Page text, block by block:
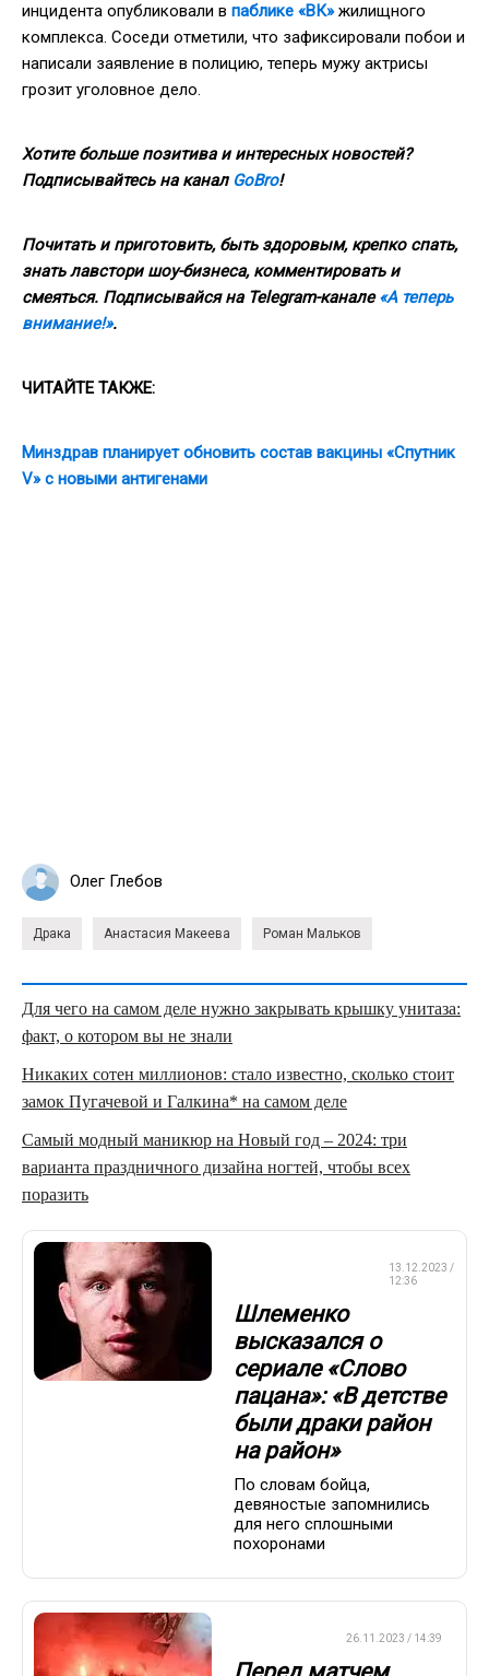
инцидента опубликовали в паблике «ВК»жилищного
комплекса. Соседи отметили, что зафиксировали побои и
написали заявление в полицию, теперь мужу актрисы
грозит уголовное дело.
Хотите больше позитива и интересных новостей?
Подписывайтесь на канал GoBro!
Почитать и приготовить, быть здоровым, крепко спать,
знать лавстори шоу-бизнеса, комментировать и
смеяться. Подписывайся на Telegram-канале«А теперь
внимание!».
ЧИТАЙТЕ ТАКЖЕ:
Минздрав планирует обновить состав вакцины «Спутник
V» с новыми антигенами
Олег Глебов
Драка Анастасия Макеева Роман Мальков
Для чего на самом деле нужно закрывать крышку унитаза:
факт, о котором вы не знали
Никаких сотен миллионов: стало известно, сколько стоит
замок Пугачевой и Галкина* на самом деле
Самый модный маникюр на Новый год – 2024: три
варианта праздничного дизайна ногтей, чтобы всех
поразить
13.12.2023 /
12:36
Шлеменко
высказался о
сериале «Слово
пацана»: «В детстве
были драки район
на район»
По словам бойца,
девяностые запомнились
для него сплошными
похоронами
26.11.2023 / 14:39